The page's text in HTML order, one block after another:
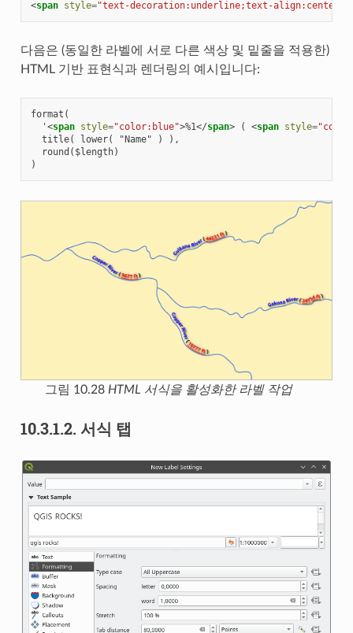
<span style="text-decoration:underline;text-
다음은 (동일한 라벨에 서로 다른 색상 및 밑줄을 적용한)
HTML 기반 표현식과 렌더링의 예시입니다:
format(
  '
<span style="color:blue">%1</span> ( <span style=
  title( lower( "Name" ) ),
  round($length)
그림 10.28 HTML 서식을 활성화한 라벨 작업
10.3.1.2. 서식 탭